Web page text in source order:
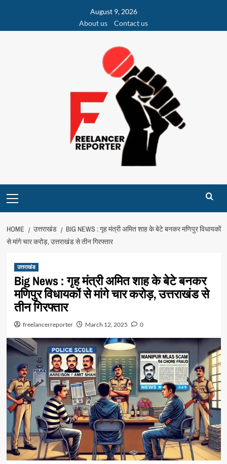
content
August 9, 2026
About us
Contact us
Menu
HOME उत्तराखंड
BIG NEWS : गृह मंत्री अमित शाह के बेटे बनकर मणिपुर विधायकों
से मांगे चार करोड़, उत्तराखंड से तीन गिरफ्तार
उत्तराखंड
Big News : गृह मंत्री अमित शाह के बेटे बनकर
मणिपुर विधायकों से मांगे चार करोड़, उत्तराखंड से
तीन गिरफ्तार
freelancerreporter March 12, 2025 0